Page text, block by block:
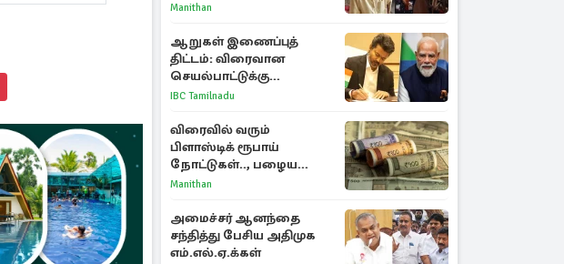
Manithan
ஆறுகள் இணைப்புத்
திட்டம்: விரைவான
செயல்பாட்டுக்கு
பிரதமருக்கு முதலமைச்சர்
IBC Tamilnadu
விரைவில் வரும்
பிளாஸ்டிக் ரூபாய்
நோட்டுகள்.., பழைய
காகித நோட்டுகள்
Manithan
அமைச்சர் ஆனந்தை
சந்தித்து பேசிய அதிமுக
எம்.எல்.ஏ.க்கள்